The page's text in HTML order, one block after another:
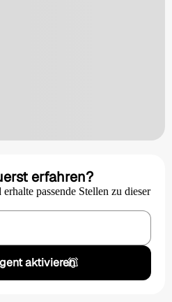
erfahren?
passende Stellen zu dieser
aktivieren